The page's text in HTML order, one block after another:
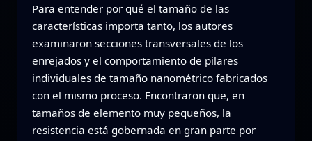
Para entender por qué el tamaño de las
características importa tanto, los autores
examinaron secciones transversales de los
enrejados y el comportamiento de pilares
individuales de tamaño nanométrico fabricados
con el mismo proceso. Encontraron que, en
tamaños de elemento muy pequeños, la
resistencia está gobernada en gran parte por